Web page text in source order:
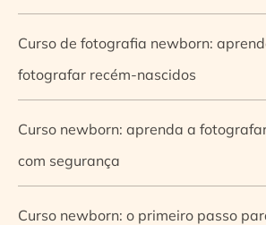
Curso de fotografia newborn:
fotografar recém-nascidos
Curso newborn: aprenda a
com segurança
Curso newborn: o primeiro passo